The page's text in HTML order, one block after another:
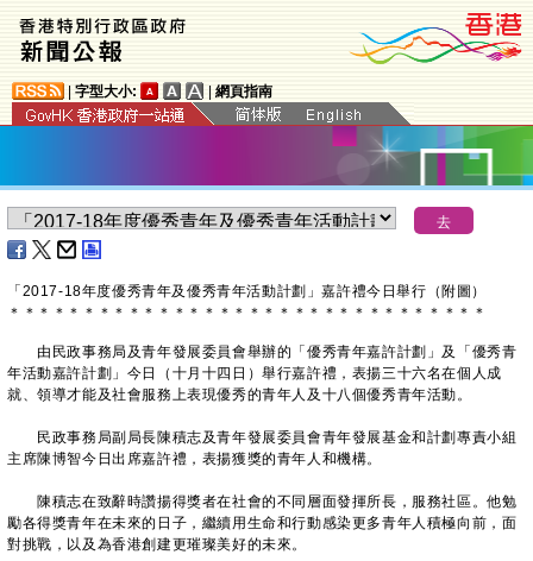
字型大小: 網頁指南
「2017-18年度優秀青年及優秀青年活動計劃」嘉許禮今日舉行（附圖）
＊ ＊ ＊ ＊ ＊ ＊ ＊ ＊ ＊ ＊ ＊ ＊ ＊ ＊ ＊ ＊ ＊ ＊ ＊ ＊ ＊ ＊ ＊ ＊ ＊ ＊ ＊ ＊ ＊ ＊ ＊ ＊
由民政事務局及青年發展委員會舉辦的「優秀青年嘉許計劃」及「優秀青
年活動嘉許計劃」今日（十月十四日）舉行嘉許禮，表揚三十六名在個人成
就、領導才能及社會服務上表現優秀的青年人及十八個優秀青年活動。
民政事務局副局長陳積志及青年發展委員會青年發展基金和計劃專責小組
主席陳博智今日出席嘉許禮，表揚獲獎的青年人和機構。
陳積志在致辭時讚揚得獎者在社會的不同層面發揮所長，服務社區。他勉
勵各得獎青年在未來的日子，繼續用生命和行動感染更多青年人積極向前，面
對挑戰，以及為香港創建更璀璨美好的未來。